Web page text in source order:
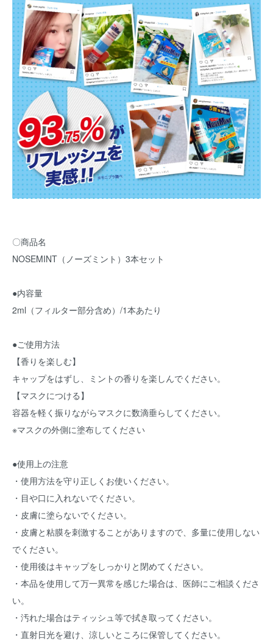
〇商品名
NOSEMINT（ノーズミント）3本セット
●内容量
2ml（フィルター部分含め）/1本あたり
●ご使用方法
【香りを楽しむ】
キャップをはずし、ミントの香りを楽しんでください。
【マスクにつける】
容器を軽く振りながらマスクに数滴垂らしてください。
※マスクの外側に塗布してください
●使用上の注意
・使用方法を守り正しくお使いください。
・目や口に入れないでください。
・皮膚に塗らないでください。
・皮膚と粘膜を刺激することがありますので、多量に使用しない
でください。
・使用後はキャップをしっかりと閉めてください。
・本品を使用して万一異常を感じた場合は、医師にご相談くださ
い。
・汚れた場合はティッシュ等で拭き取ってください。
・直射日光を避け、涼しいところに保管してください。